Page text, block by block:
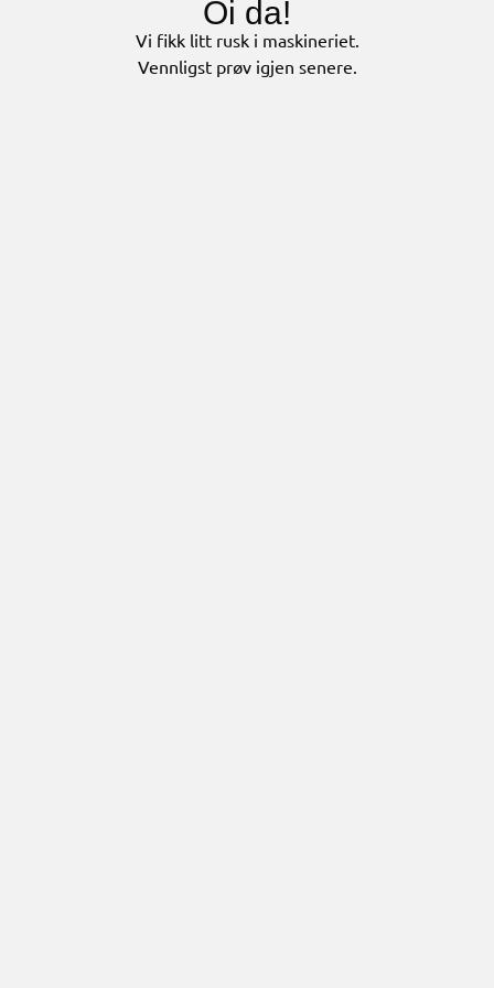
Oi da!
Vi fikk litt rusk i maskineriet.
Vennligst prøv igjen senere.